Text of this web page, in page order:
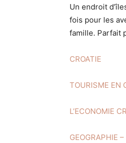
Un endroit
fois pour les
famille. Parfait
CROATIE
TOURISME EN
L’ECONOMIE
GEOGRAPHIE –